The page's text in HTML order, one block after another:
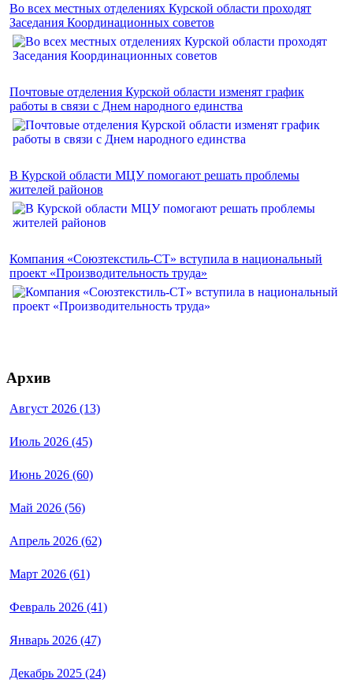
Во всех местных отделениях Курской области проходят
Заседания Координационных советов
Почтовые отделения Курской области изменят график
работы в связи с Днем народного единства
В Курской области МЦУ помогают решать проблемы
жителей районов
Компания «Союзтекстиль-СТ» вступила в национальный
проект «Производительность труда»
Архив
Август 2026 (13)
Июль 2026 (45)
Июнь 2026 (60)
Май 2026 (56)
Апрель 2026 (62)
Март 2026 (61)
Февраль 2026 (41)
Январь 2026 (47)
Декабрь 2025 (24)